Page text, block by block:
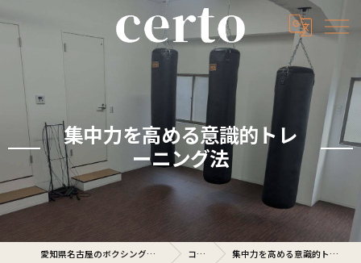
集中力を高める意識的トレ
ーニング法
愛知県名古屋のボクシングジムならcerto コラム 集中力を高める意識的トレーニング法